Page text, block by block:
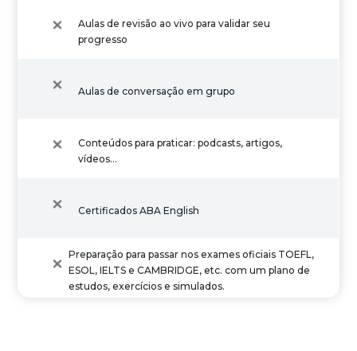
Aulas de revisão ao vivo para validar seu
progresso
Aulas de conversação em grupo
Conteúdos para praticar: podcasts, artigos,
vídeos…
Certificados ABA English
Preparação para passar nos exames oficiais TOEFL,
ESOL, IELTS e CAMBRIDGE, etc. com um plano de
estudos, exercícios e simulados.